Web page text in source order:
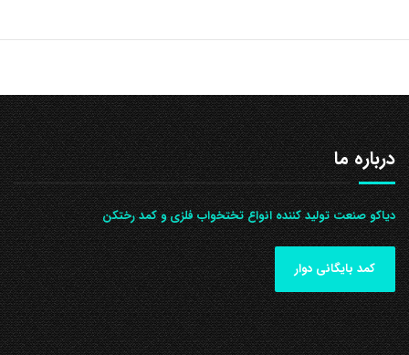
درباره ما
دیاکو صنعت تولید کننده انواع تختخواب فلزی و کمد رختکن
کمد بایگانی دوار